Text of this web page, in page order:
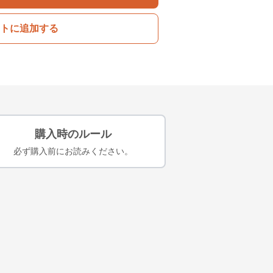
に追加する
購入時のルール
必ず購入前にお読みください。